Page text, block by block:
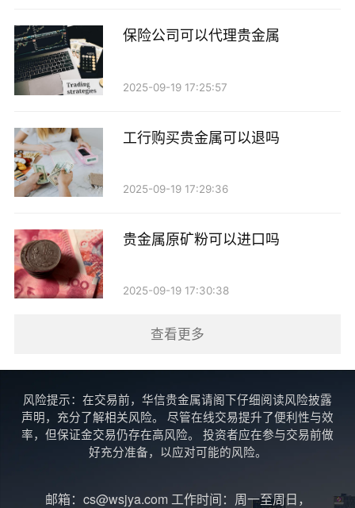
人账户。如果已经有了银行账户，可以直接咨询银行工
作人员，了解贵金属投资的相关业务。
2. 了解产品：与银行的客户经理沟通，了解不同的
资需求和风险承受能力，选择合适的产品。
3. 资金准备：根据选择的投资产品，准备相应的资
保在投资前了解清楚。
4. 下单交易：通过农行的网上银行、手机银行或者
到银行柜台进行贵金属的买入或卖出操作。注意查看实
时的贵金属价格，以便在合适的时机进行交易。
5. 定期关注市场：贵金属的价格受多种因素影响，
包括国际市场行情、经济数据、地缘政治等。因此，定
期关注相关信息，有助于你做出更明智的投资决策。
风险与注意事项
尽管贵金属投资有其独特的优势，但也存在一定的
保险公司可以代理贵金属
2025-09-19 17:25:57
工行购买贵金属可以退吗
2025-09-19 17:29:36
贵金属原矿粉可以进口吗
2025-09-19 17:30:38
查看更多
风险提示：在交易前，华信贵金属请阁下仔细阅读风险披露
声明，充分了解相关风险。 尽管在线交易提升了便利性与效
率，但保证金交易仍存在高风险。 投资者应在参与交易前做
好充分准备，以应对可能的风险。
邮箱：cs@wsjya.com 工作时间：周一至周日，